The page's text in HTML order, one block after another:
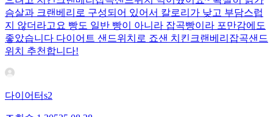
슴살과 크랜베리로 구성되어 있어서 칼로리가 낮고 부담스럽
지 않더라고요 빵도 일반 빵이 아니라 잡곡빵이라 포만감에도
좋았습니다 다이어트 샌드위치로 죠샌 치킨크랜베리잡곡샌드
위치 추천합니다!
다이어터s2